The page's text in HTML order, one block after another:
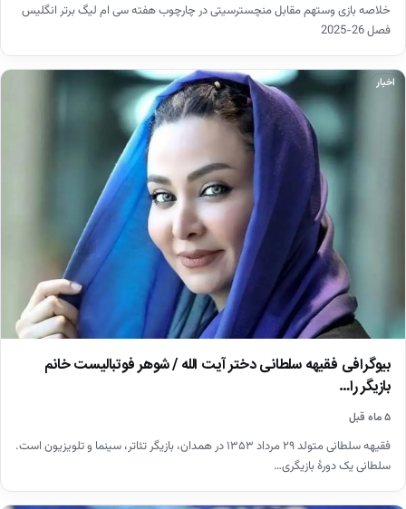
خلاصه بازی وستهم مقابل منچسترسیتی در چارچوب هفته سی ام لیگ برتر انگلیس
فصل 26-2025
اخبار
بیوگرافی فقیهه سلطانی دختر آیت الله / شوهر فوتبالیست خانم
بازیگر را…
۵ ماه قبل
فقیهه سلطانی متولد ۲۹ مرداد ۱۳۵۳ در همدان، بازیگر تئاتر، سینما و تلویزیون است.
سلطانی یک دورهٔ بازیگری…